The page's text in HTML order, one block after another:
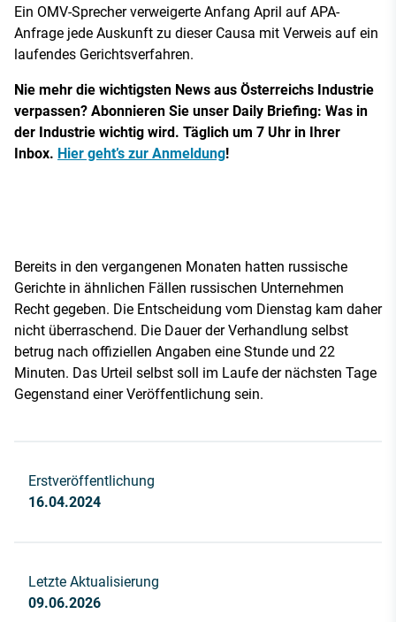
Ein OMV-Sprecher verweigerte Anfang April auf APA-
Anfrage jede Auskunft zu dieser Causa mit Verweis auf ein
laufendes Gerichtsverfahren.
Nie mehr die wichtigsten News aus Österreichs Industrie
verpassen? Abonnieren Sie unser Daily Briefing: Was in
der Industrie wichtig wird. Täglich um 7 Uhr in Ihrer
Inbox. Hier geht’s zur Anmeldung!
Bereits in den vergangenen Monaten hatten russische
Gerichte in ähnlichen Fällen russischen Unternehmen
Recht gegeben. Die Entscheidung vom Dienstag kam daher
nicht überraschend. Die Dauer der Verhandlung selbst
betrug nach offiziellen Angaben eine Stunde und 22
Minuten. Das Urteil selbst soll im Laufe der nächsten Tage
Gegenstand einer Veröffentlichung sein.
Erstveröffentlichung
16.04.2024
Letzte Aktualisierung
09.06.2026